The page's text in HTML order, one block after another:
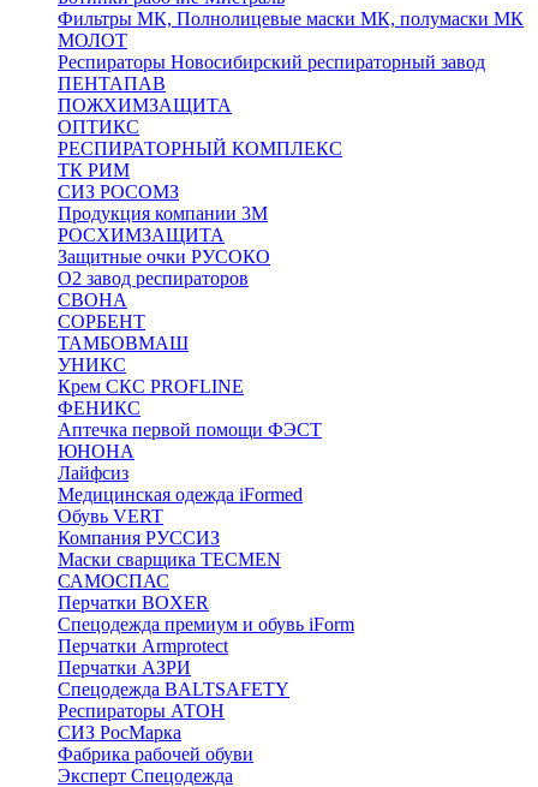
Фильтры МК, Полнолицевые маски МК, полумаски МК
МОЛОТ
Респираторы Новосибирский респираторный завод
ПЕНТАПАВ
ПОЖХИМЗАЩИТА
ОПТИКС
РЕСПИРАТОРНЫЙ КОМПЛЕКС
ТК РИМ
СИЗ РОСОМЗ
Продукция компании 3M
РОСХИМЗАЩИТА
Защитные очки РУСОКО
О2 завод респираторов
СВОНА
СОРБЕНТ
ТАМБОВМАШ
УНИКС
Крем СКС PROFLINE
ФЕНИКС
Аптечка первой помощи ФЭСТ
ЮНОНА
Лайфсиз
Медицинская одежда iFormed
Обувь VERT
Компания РУССИЗ
Маски сварщика TECMEN
САМОСПАС
Перчатки BOXER
Спецодежда премиум и обувь iForm
Перчатки Armprotect
Перчатки АЗРИ
Спецодежда BALTSAFETY
Респираторы АТОН
СИЗ РосМарка
Фабрика рабочей обуви
Эксперт Спецодежда